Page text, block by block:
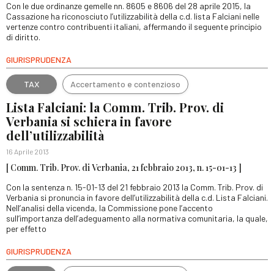
Con le due ordinanze gemelle nn. 8605 e 8606 del 28 aprile 2015, la
Cassazione ha riconosciuto l’utilizzabilità della c.d. lista Falciani nelle
vertenze contro contribuenti italiani, affermando il seguente principio
di diritto.
GIURISPRUDENZA
TAX Accertamento e contenzioso
Lista Falciani: la Comm. Trib. Prov. di
Verbania si schiera in favore
dell’utilizzabilità
16 Aprile 2013
[ Comm. Trib. Prov. di Verbania, 21 febbraio 2013, n. 15-01-13 ]
Con la sentenza n. 15-01-13 del 21 febbraio 2013 la Comm. Trib. Prov. di
Verbania si pronuncia in favore dell’utilizzabilità della c.d. Lista Falciani.
Nell’analisi della vicenda, la Commissione pone l’accento
sull’importanza dell’adeguamento alla normativa comunitaria, la quale,
per effetto
GIURISPRUDENZA